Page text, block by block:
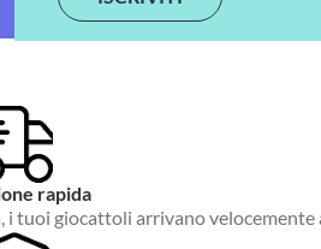
i
l
rapida
tuoi giocattoli arrivano velocemente